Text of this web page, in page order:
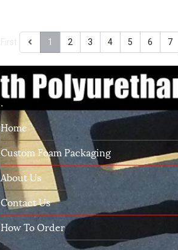
1 2 3 4 5 6 7
.
Home
Custom Foam Packaging
About Us
Contact Us
How To Order